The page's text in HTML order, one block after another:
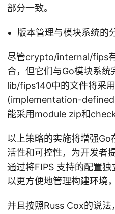
部分一致。
版本管理与模块系统的
尽管crypto/internal/fips
合，但它们与Go模块系统
lib/fips140中的文件将采
(implementation-
能采用module zip和
以上策略的实施将增强Go
活性和可控性，为开发者
通过将FIPS 支持的配置
以更方便地管理构建环境
并且按照Russ Cox的说法